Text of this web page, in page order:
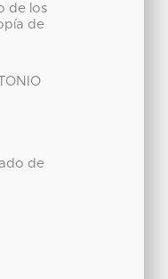
de los
de
de